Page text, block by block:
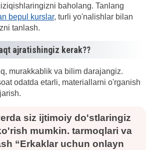
baholang. Tanlang
bepul kurslar, turli yo'nalishlar bilan
tanlash.
ajratishingiz kerak??
murakkablik va bilim darajangiz.
odatda etarli, materiallarni o'rganish
siz ijtimoiy do'stlaringiz
mumkin. tarmoqlari va
“Erkaklar uchun onlayn